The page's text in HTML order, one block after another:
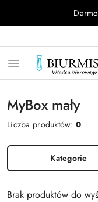
Przejdź do
Przejdź do
Przejdź do
Przejdź do
Przejdź do
MyBox mały
Liczba produktów:0
Kategorie
Brak produktów do